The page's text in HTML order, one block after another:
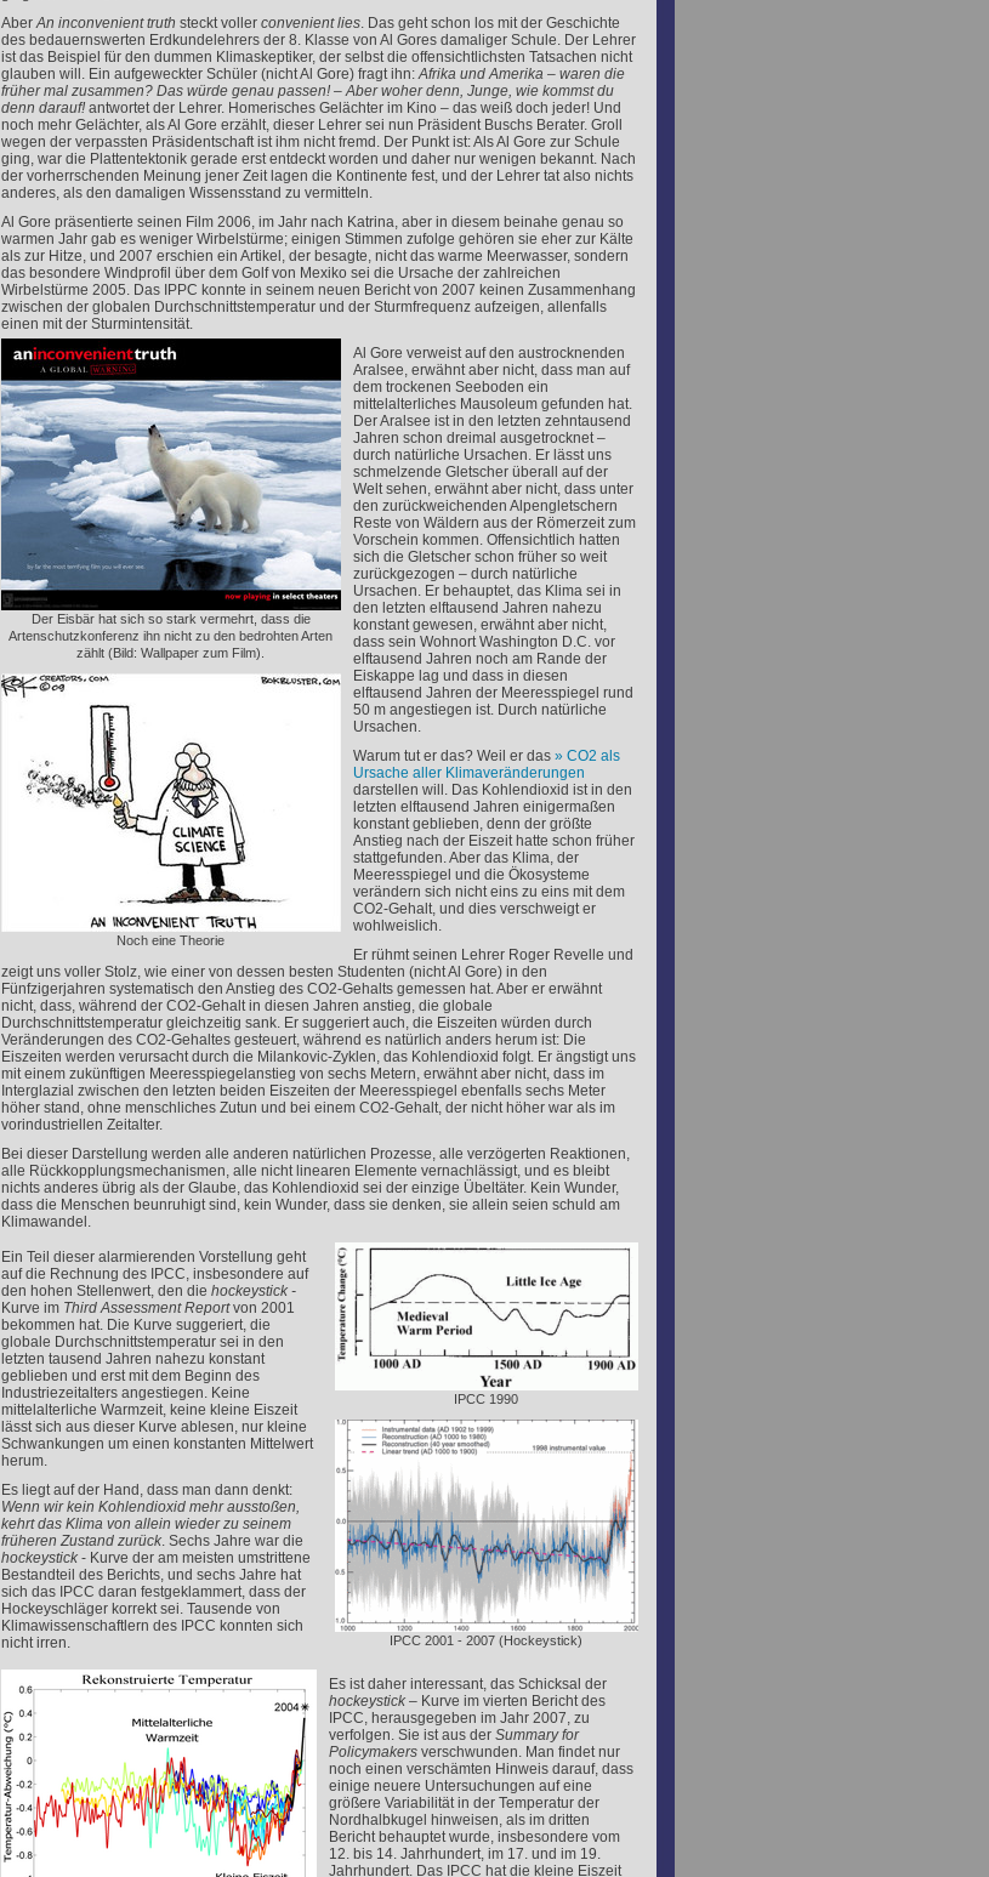
AberAn inconvenient truth steckt voller convenient lies. Das geht schon los mit der Geschichte
des bedauernswerten Erdkundelehrers der 8. Klasse von Al Gores damaliger Schule. Der Lehrer
ist das Beispiel für den dummen Klimaskeptiker, der selbst die offensichtlichsten Tatsachen nicht
glauben will. Ein aufgeweckter Schüler (nicht Al Gore) fragt ihn:Afrika und Amerika – waren die
früher mal zusammen? Das würde genau passen! – Aber woher denn, Junge, wie kommst du
denn darauf!antwortet der Lehrer. Homerisches Gelächter im Kino – das weiß doch jeder! Und
noch mehr Gelächter, als Al Gore erzählt, dieser Lehrer sei nun Präsident Buschs Berater. Groll
wegen der verpassten Präsidentschaft ist ihm nicht fremd. Der Punkt ist: Als Al Gore zur Schule
ging, war die Plattentektonik gerade erst entdeckt worden und daher nur wenigen bekannt. Nach
der vorherrschenden Meinung jener Zeit lagen die Kontinente fest, und der Lehrer tat also nichts
anderes, als den damaligen Wissensstand zu vermitteln.
Al Gore präsentierte seinen Film 2006, im Jahr nach Katrina, aber in diesem beinahe genau so
warmen Jahr gab es weniger Wirbelstürme; einigen Stimmen zufolge gehören sie eher zur Kälte
als zur Hitze, und 2007 erschien ein Artikel, der besagte, nicht das warme Meerwasser, sondern
das besondere Windprofil über dem Golf von Mexiko sei die Ursache der zahlreichen
Wirbelstürme 2005. Das IPPC konnte in seinem neuen Bericht von 2007 keinen Zusammenhang
zwischen der globalen Durchschnittstemperatur und der Sturmfrequenz aufzeigen, allenfalls
einen mit der Sturmintensität.
Der Eisbär hat sich so stark vermehrt, dass die
Artenschutzkonferenz ihn nicht zu den bedrohten Arten
zählt (Bild: Wallpaper zum Film).
Noch eine Theorie
Al Gore verweist auf den austrocknenden
Aralsee, erwähnt aber nicht, dass man auf
dem trockenen Seeboden ein
mittelalterliches Mausoleum gefunden hat.
Der Aralsee ist in den letzten zehntausend
Jahren schon dreimal ausgetrocknet –
durch natürliche Ursachen. Er lässt uns
schmelzende Gletscher überall auf der
Welt sehen, erwähnt aber nicht, dass unter
den zurückweichenden Alpengletschern
Reste von Wäldern aus der Römerzeit zum
Vorschein kommen. Offensichtlich hatten
sich die Gletscher schon früher so weit
zurückgezogen – durch natürliche
Ursachen. Er behauptet, das Klima sei in
den letzten elftausend Jahren nahezu
konstant gewesen, erwähnt aber nicht,
dass sein Wohnort Washington D.C. vor
elftausend Jahren noch am Rande der
Eiskappe lag und dass in diesen
elftausend Jahren der Meeresspiegel rund
50 m angestiegen ist. Durch natürliche
Ursachen.
Warum tut er das? Weil er das
CO2 als
Ursache aller Klimaveränderungen
darstellen will. Das Kohlendioxid ist in den
letzten elftausend Jahren einigermaßen
konstant geblieben, denn der größte
Anstieg nach der Eiszeit hatte schon früher
stattgefunden. Aber das Klima, der
Meeresspiegel und die Ökosysteme
verändern sich nicht eins zu eins mit dem
CO2-Gehalt, und dies verschweigt er
wohlweislich.
Er rühmt seinen Lehrer Roger Revelle und
zeigt uns voller Stolz, wie einer von dessen besten Studenten (nicht Al Gore) in den
Fünfzigerjahren systematisch den Anstieg des CO2-Gehalts gemessen hat. Aber er erwähnt
nicht, dass, während der CO2-Gehalt in diesen Jahren anstieg, die globale
Durchschnittstemperatur gleichzeitig sank. Er suggeriert auch, die Eiszeiten würden durch
Veränderungen des CO2-Gehaltes gesteuert, während es natürlich anders herum ist: Die
Eiszeiten werden verursacht durch die Milankovic-Zyklen, das Kohlendioxid folgt. Er ängstigt uns
mit einem zukünftigen Meeresspiegelanstieg von sechs Metern, erwähnt aber nicht, dass im
Interglazial zwischen den letzten beiden Eiszeiten der Meeresspiegel ebenfalls sechs Meter
höher stand, ohne menschliches Zutun und bei einem CO2-Gehalt, der nicht höher war als im
vorindustriellen Zeitalter.
Bei dieser Darstellung werden alle anderen natürlichen Prozesse, alle verzögerten Reaktionen,
alle Rückkopplungsmechanismen, alle nicht linearen Elemente vernachlässigt, und es bleibt
nichts anderes übrig als der Glaube, das Kohlendioxid sei der einzige Übeltäter. Kein Wunder,
dass die Menschen beunruhigt sind, kein Wunder, dass sie denken, sie allein seien schuld am
Klimawandel.
IPCC 1990
IPCC 2001 - 2007 (Hockeystick)
Ein Teil dieser alarmierenden Vorstellung geht
auf die Rechnung des IPCC, insbesondere auf
den hohen Stellenwert, den die hockeystick -
Kurve im Third Assessment Reportvon 2001
bekommen hat. Die Kurve suggeriert, die
globale Durchschnittstemperatur sei in den
letzten tausend Jahren nahezu konstant
geblieben und erst mit dem Beginn des
Industriezeitalters angestiegen. Keine
mittelalterliche Warmzeit, keine kleine Eiszeit
lässt sich aus dieser Kurve ablesen, nur kleine
Schwankungen um einen konstanten Mittelwert
herum.
Es liegt auf der Hand, dass man dann denkt:
Wenn wir kein Kohlendioxid mehr ausstoßen,
kehrt das Klima von allein wieder zu seinem
früheren Zustand zurück. Sechs Jahre war die
hockeystick- Kurve der am meisten umstrittene
Bestandteil des Berichts, und sechs Jahre hat
sich das IPCC daran festgeklammert, dass der
Hockeyschläger korrekt sei. Tausende von
Klimawissenschaftlern des IPCC konnten sich
nicht irren.
Es ist daher interessant, das Schicksal der
hockeystick– Kurve im vierten Bericht des
IPCC, herausgegeben im Jahr 2007, zu
verfolgen. Sie ist aus der Summary for
Policymakersverschwunden. Man findet nur
noch einen verschämten Hinweis darauf, dass
einige neuere Untersuchungen auf eine
größere Variabilität in der Temperatur der
Nordhalbkugel hinweisen, als im dritten
Bericht behauptet wurde, insbesondere vom
12. bis 14. Jahrhundert, im 17. und im 19.
Jahrhundert. Das IPCC hat die kleine Eiszeit